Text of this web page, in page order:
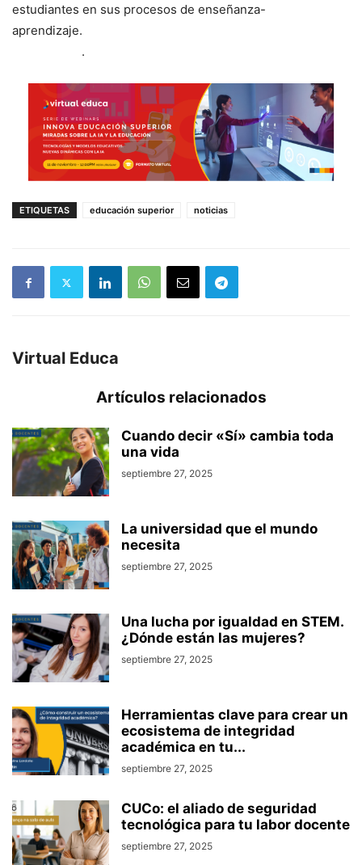
estudiantes en sus procesos de enseñanza-
aprendizaje.
.
ETIQUETAS educación superior noticias
Virtual Educa
Artículos relacionados
Cuando decir «Sí» cambia toda
una vida
septiembre 27, 2025
La universidad que el mundo
necesita
septiembre 27, 2025
Una lucha por igualdad en STEM.
¿Dónde están las mujeres?
septiembre 27, 2025
Herramientas clave para crear un
ecosistema de integridad
académica en tu...
septiembre 27, 2025
CUCo: el aliado de seguridad
tecnológica para tu labor docente
septiembre 27, 2025